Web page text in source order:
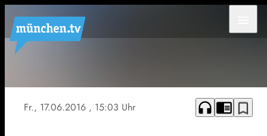
Symbolbild
Fr., 17.06.2016 , 15:03 Uhr headphones chrome_reader_mode bookmark_border